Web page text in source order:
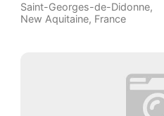
Saint-Georges-de-Didonne,
New Aquitaine, France